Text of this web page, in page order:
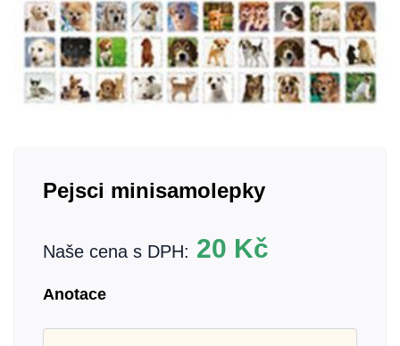
Pejsci minisamolepky
Naše cena s DPH: 20 Kč
Anotace